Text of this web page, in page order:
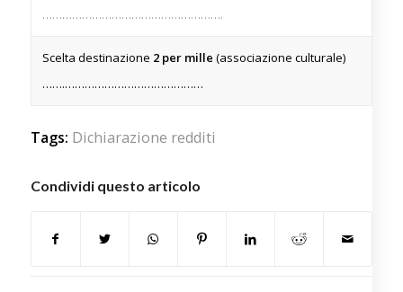
……………………………………………….
Scelta destinazione 2 per mille (associazione culturale)
…….……………………………………
Tags: Dichiarazione redditi
Condividi questo articolo